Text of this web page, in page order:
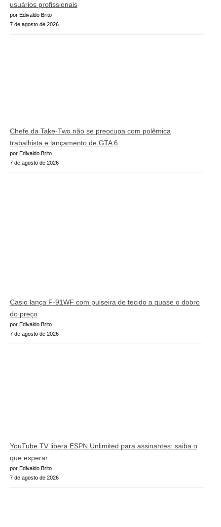
usuários profissionais
por Edivaldo Brito
7 de agosto de 2026
Chefe da Take-Two não se preocupa com polêmica
trabalhista e lançamento de GTA 6
por Edivaldo Brito
7 de agosto de 2026
Casio lança F-91WF com pulseira de tecido a quase o dobro
do preço
por Edivaldo Brito
7 de agosto de 2026
YouTube TV libera ESPN Unlimited para assinantes: saiba o
que esperar
por Edivaldo Brito
7 de agosto de 2026